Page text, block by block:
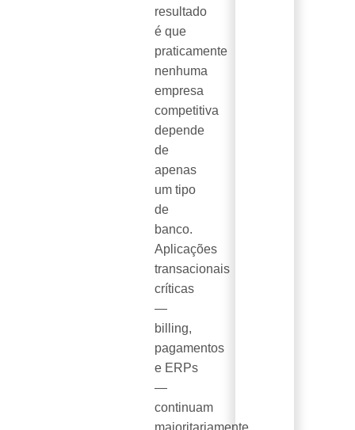
resultado
é que
praticamente
nenhuma
empresa
competitiva
depende
de
apenas
um tipo
de
banco.
Aplicações
transacionais
críticas
—
billing,
pagamentos
e ERPs
—
continuam